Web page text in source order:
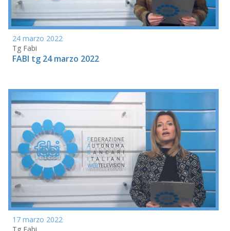
24 marzo 2022
Tg Fabi
FABI tg 24 marzo 2022
17 marzo 2022